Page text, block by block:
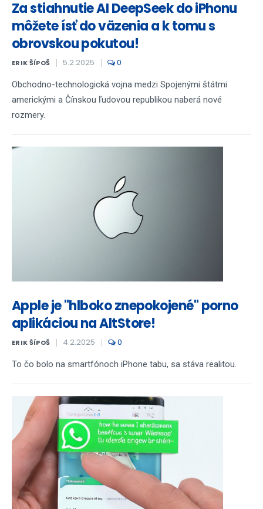
Za stiahnutie AI DeepSeek do iPhonu
môžete ísť do väzenia a k tomu s
obrovskou pokutou!
ERIK ŠÍPOŠ 5.2.2025 0
Obchodno-technologická vojna medzi Spojenými štátmi
americkými a Čínskou ľudovou republikou naberá nové
rozmery.
Apple je "hlboko znepokojené" porno
aplikáciou na AltStore!
ERIK ŠÍPOŠ 4.2.2025 0
To čo bolo na smartfónoch iPhone tabu, sa stáva realitou.